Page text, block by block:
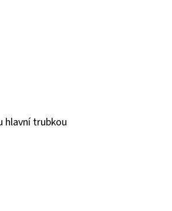
hlavní trubkou